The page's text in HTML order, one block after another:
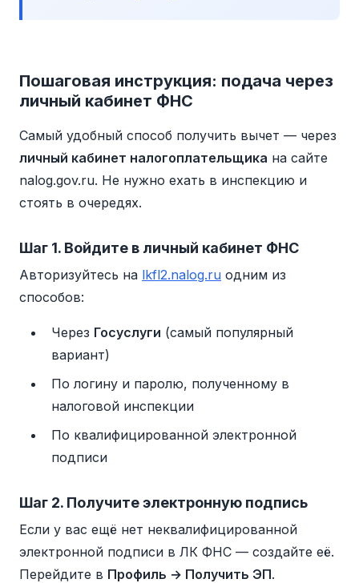
Пошаговая инструкция: подача через
личный кабинет ФНС
Самый удобный способ получить вычет — через
личный кабинет налогоплательщика на сайте
nalog.gov.ru. Не нужно ехать в инспекцию и
стоять в очередях.
Шаг 1. Войдите в личный кабинет ФНС
Авторизуйтесь на lkfl2.nalog.ru одним из
способов:
Через Госуслуги (самый популярный
вариант)
По логину и паролю, полученному в
налоговой инспекции
По квалифицированной электронной
подписи
Шаг 2. Получите электронную подпись
Если у вас ещё нет неквалифицированной
электронной подписи в ЛК ФНС — создайте её.
Перейдите в Профиль → Получить ЭП.